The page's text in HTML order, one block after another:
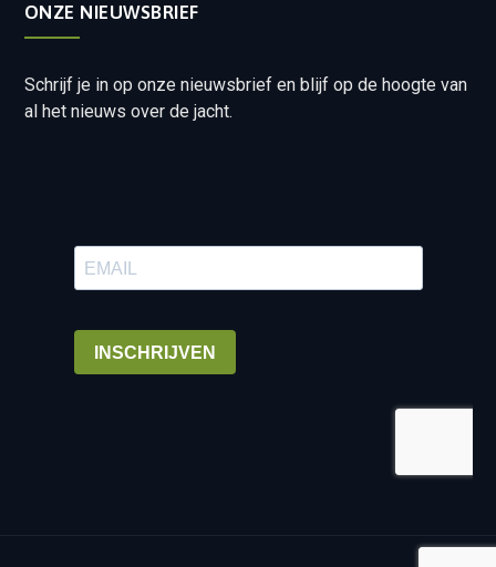
ONZE NIEUWSBRIEF
Schrijf je in op onze nieuwsbrief en blijf op de hoogte van
al het nieuws over de jacht.